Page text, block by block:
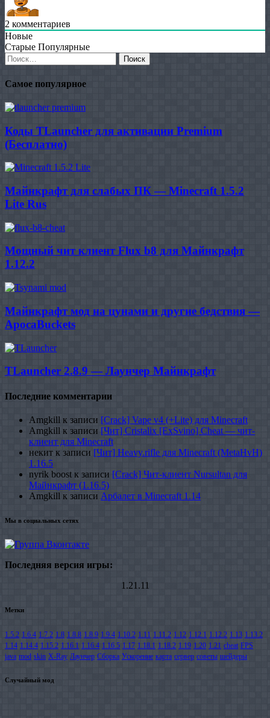
2 комментариев
Новые
Старые Популярные
Найти:
Самое популярное
Коды TLauncher для активации Premium
(Бесплатно)
Майнкрафт для слабых ПК — Minecraft 1.5.2
Lite Rus
Мощный чит клиент Flux b8 для Майнкрафт
1.12.2
Майнкрафт мод на цунами и другие бедствия —
ApocaBuckets
TLauncher 2.8.9 — Лаунчер Майнкрафт
Последние комментарии
Amgkill к записи [Crack] Vape v4 (+Lite) для Minecraft
Amgkill к записи [Чит] Cristalix [ExSvino] Cheat — чит-
клиент для Minecraft
некит к записи [Чит] Heavy.rifle для Minecraft (MetaHvH)
1.16.5
nyrik boost к записи [Crack] Чит-клиент Nursultan для
Майнкрафт (1.16.5)
Amgkill к записи Арбалет в Minecraft 1.14
Мы в социальных сетях
Последняя версия игры:
1.21.11
Метки
1.5.2 1.6.4 1.7.2 1.8 1.8.8 1.8.9 1.9.4 1.10.2 1.11 1.11.2 1.12 1.12.1 1.12.2 1.13 1.13.2
1.14 1.14.4 1.15.2 1.16.1 1.16.4 1.16.5 1.17 1.18.1 1.18.2 1.19 1.20 1.21 cheat FPS
java mod skin X-Ray Лаунчер Сборка Ускорение карта сервер советы шейдеры
Случайный мод